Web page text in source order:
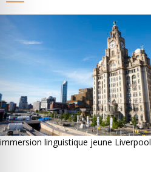
immersion linguistique jeune Liverpool